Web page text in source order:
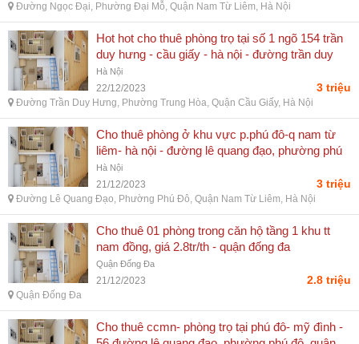
Đường Ngọc Đại, Phường Đại Mỗ, Quận Nam Từ Liêm, Hà Nội
Hot hot cho thuê phòng trọ tại số 1 ngõ 154 trần
duy hưng - cầu giấy - hà nội - đường trần duy
hưng, phường trung hòa, quận cầu giấy, hà nội
Hà Nội
22/12/2023 3 triệu
Đường Trần Duy Hưng, Phường Trung Hòa, Quận Cầu Giấy, Hà Nội
Cho thuê phòng ở khu vực p.phú đô-q nam từ
liêm- hà nội - đường lê quang đạo, phường phú
đô, quận nam từ liêm, hà nội
Hà Nội
21/12/2023 3 triệu
Đường Lê Quang Đạo, Phường Phú Đô, Quận Nam Từ Liêm, Hà Nội
Cho thuê 01 phòng trong căn hộ tầng 1 khu tt
nam đồng, giá 2.8tr/th - quận đống đa
Quận Đống Đa
21/12/2023 2.8 triệu
Quận Đống Đa
Cho thuê ccmn- phòng trọ tại phú đô- mỹ đình -